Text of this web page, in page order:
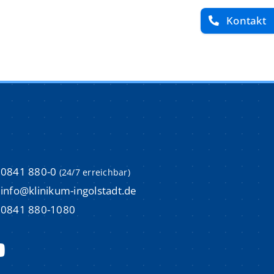
Kontakt
und Weiterbildungszentrum (ISI)
Aktuelle Stellenangebote
Initiativbewerbungen
Bewerbungsprozess & Tipps
und Weiterbildungszentrum (ISI)
Aktuelle Stellenangebote
Initiativbewerbungen
Bewerbungsprozess & Tipps
0841 880-0 (24/7 erreichbar)
info@klinikum-ingolstadt.de
0841 880-1080